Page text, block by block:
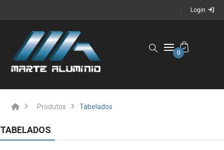
Login
0
Produtos Tabelados
TABELADOS